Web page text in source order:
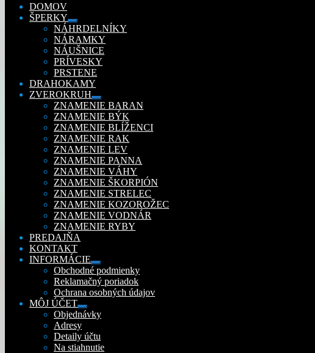
DOMOV
ŠPERKY
Rozbaliť
podradené
menu
NÁHRDELNÍKY
NÁRAMKY
NÁUŠNICE
PRÍVESKY
PRSTENE
DRAHOKAMY
ZVEROKRUH
Rozbaliť
podradené
menu
ZNAMENIE BARAN
ZNAMENIE BÝK
ZNAMENIE BLÍŽENCI
ZNAMENIE RAK
ZNAMENIE LEV
ZNAMENIE PANNA
ZNAMENIE VÁHY
ZNAMENIE ŠKORPIÓN
ZNAMENIE STRELEC
ZNAMENIE KOZOROŽEC
ZNAMENIE VODNÁR
ZNAMENIE RYBY
PREDAJŇA
KONTAKT
INFORMÁCIE
Rozbaliť
podradené
menu
Obchodné podmienky
Reklamačný poriadok
Ochrana osobných údajov
MÔJ ÚČET
Rozbaliť
podradené
Objednávky
Adresy
Detaily účtu
Na stiahnutie